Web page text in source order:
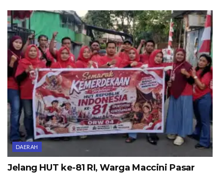
DAERAH
Jelang HUT ke-81 RI, Warga Maccini Pasar